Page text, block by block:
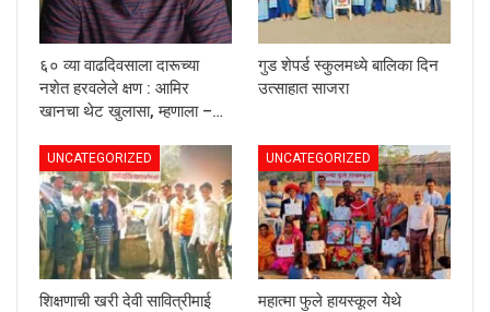
६० व्या वाढदिवसाला दारूच्या
नशेत हरवलेले क्षण : आमिर
खानचा थेट खुलासा, म्हणाला –…
गुड शेपर्ड स्कुलमध्ये बालिका दिन
उत्साहात साजरा
UNCATEGORIZED
शिक्षणाची खरी देवी सावित्रीमाई
UNCATEGORIZED
महात्मा फुले हायस्कूल येथे